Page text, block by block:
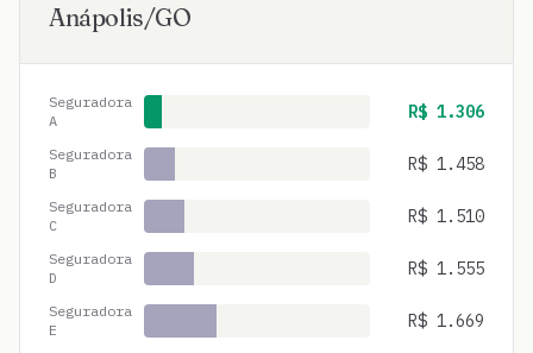
Anápolis/GO
Seguradora
A
R$ 1.306
Seguradora
B
R$ 1.458
Seguradora
C
R$ 1.510
Seguradora
D
R$ 1.555
Seguradora
E
R$ 1.669